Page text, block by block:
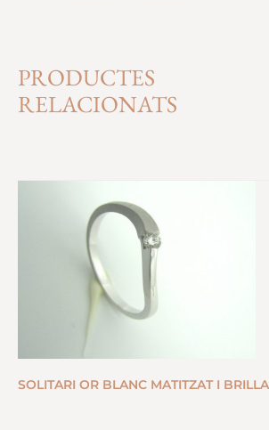
PRODUCTES
RELACIONATS
SOLITARI OR BLANC MATITZAT I